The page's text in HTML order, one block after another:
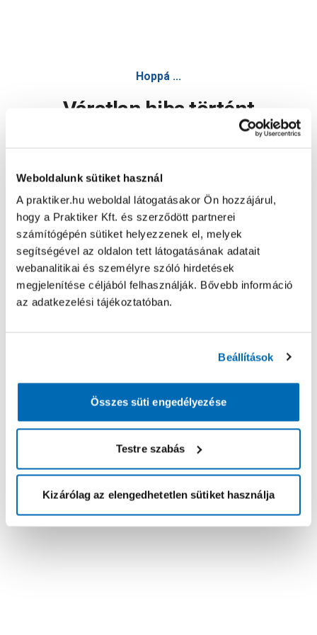
Weboldalunk sütiket használ
A praktiker.hu weboldal látogatásakor Ön hozzájárul,
hogy a Praktiker Kft. és szerződött partnerei
számítógépén sütiket helyezzenek el, melyek
segítségével az oldalon tett látogatásának adatait
webanalitikai és személyre szóló hirdetések
megjelenítése céljából felhasználják. Bővebb információ
az adatkezelési tájékoztatóban.
Beállítások
Összes süti engedélyezése
Testre szabás
Kizárólag az elengedhetetlen sütiket használja
Hoppá ...
Váratlan hiba történt
Oldal újratöltése